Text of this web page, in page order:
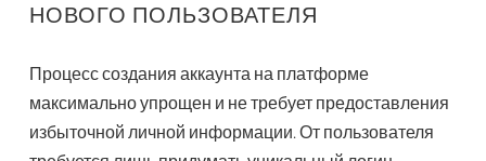
НОВОГО ПОЛЬЗОВАТЕЛЯ
Процесс создания аккаунта на платформе
максимально упрощен и не требует предоставления
избыточной личной информации. От пользователя